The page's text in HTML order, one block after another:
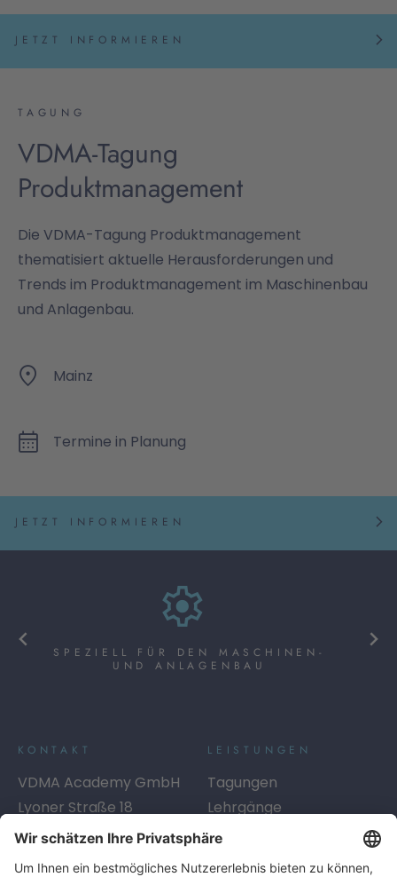
JETZT INFORMIEREN
TAGUNG
VDMA-Tagung
Produktmanagement
Die VDMA-Tagung Produktmanagement
thematisiert aktuelle Herausforderungen und
Trends im Produktmanagement im Maschinenbau
und Anlagenbau.
Mainz
Termine in Planung
JETZT INFORMIEREN
SPEZIELL FÜR DEN MASCHINEN-
UND ANLAGENBAU
KONTAKT
VDMA Academy GmbH
Lyoner Straße 18
60528Frankfurt am Main
LEISTUNGEN
Tagungen
Lehrgänge
Seminare